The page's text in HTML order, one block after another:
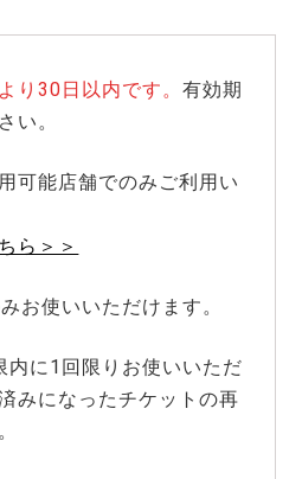
り30日以内です。有効期
い。
可能店舗でのみご利用い
ら＞＞
お使いいただけます。
内に1回限りお使いいただ
みになったチケットの再